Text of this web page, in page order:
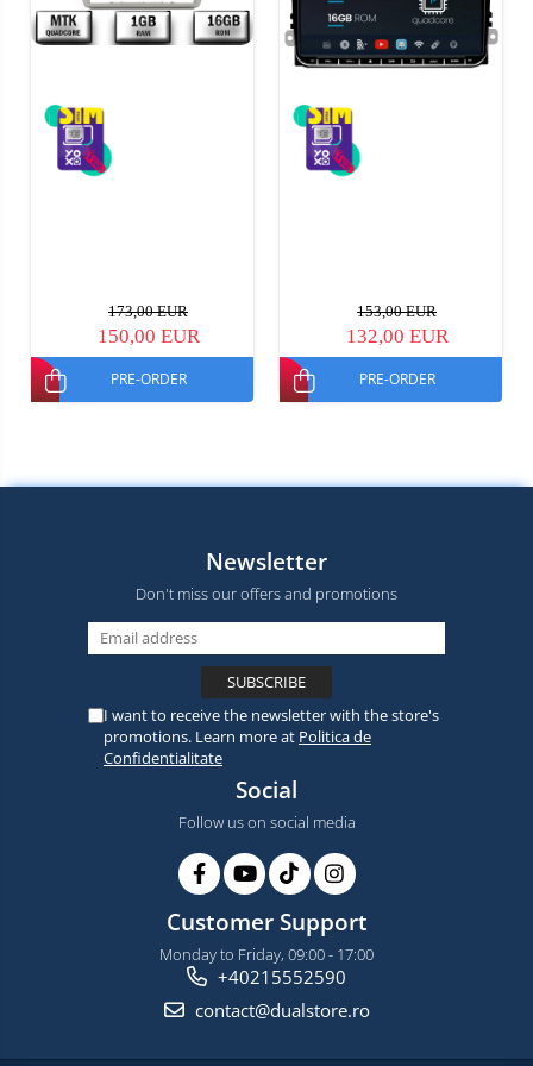
173,00 EUR
150,00 EUR
PRE-ORDER
153,00 EUR
132,00 EUR
PRE-ORDER
Newsletter
Don't miss our offers and promotions
I want to receive the newsletter with the store's
promotions. Learn more at Politica de
Confidentialitate
Social
Follow us on social media
Customer Support
Monday to Friday, 09:00 - 17:00
+40215552590
contact@dualstore.ro